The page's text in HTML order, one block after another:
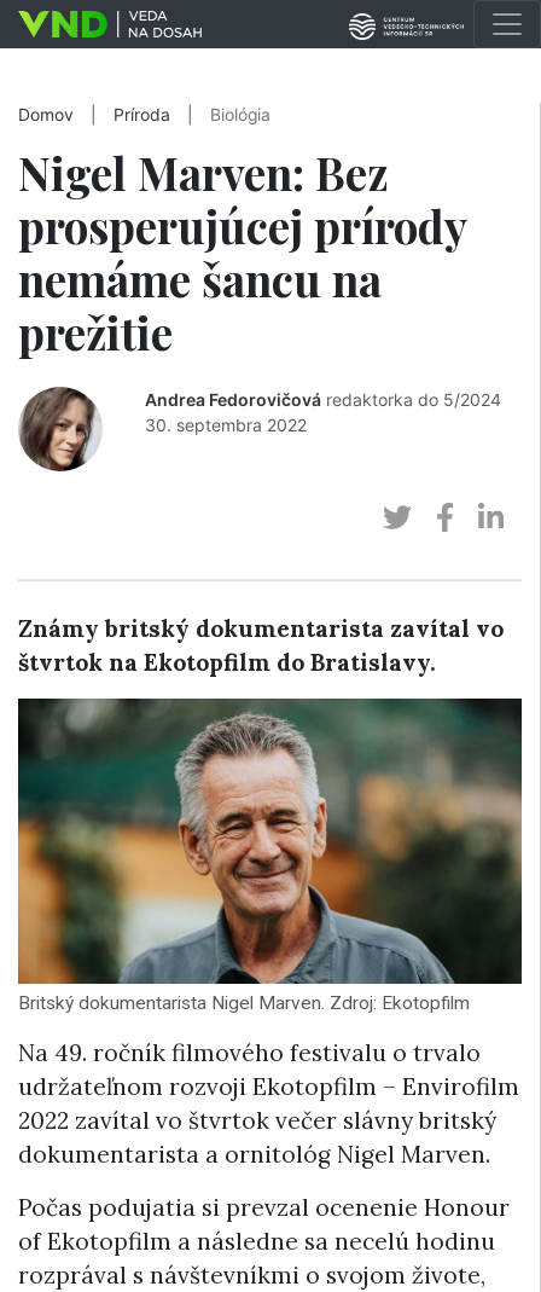
Domov Príroda Biológia
Nigel Marven: Bez
prosperujúcej prírody
nemáme šancu na
prežitie
Andrea Fedorovičová redaktorka do 5/2024
30. septembra 2022
Známy britský dokumentarista zavítal vo
štvrtok na Ekotopfilm do Bratislavy.
Britský dokumentarista Nigel Marven. Zdroj: Ekotopfilm
Na 49. ročník filmového festivalu o trvalo
udržateľnom rozvoji Ekotopfilm – Envirofilm
2022 zavítal vo štvrtok večer slávny britský
dokumentarista a ornitológ Nigel Marven.
Počas podujatia si prevzal ocenenie Honour
of Ekotopfilm a následne sa necelú hodinu
rozprával s návštevníkmi o svojom živote,